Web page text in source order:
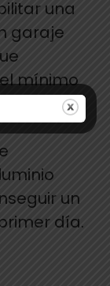
una
garaje
mínimo
un
día.